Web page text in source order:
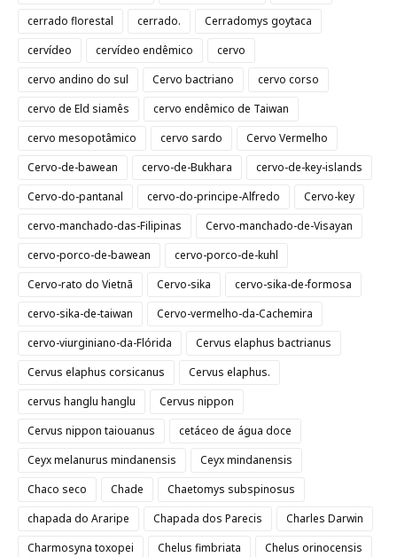
cerrado florestal
cerrado.
Cerradomys goytaca
cervídeo
cervídeo endêmico
cervo
cervo andino do sul
Cervo bactriano
cervo corso
cervo de Eld siamês
cervo endêmico de Taiwan
cervo mesopotâmico
cervo sardo
Cervo Vermelho
Cervo-de-bawean
cervo-de-Bukhara
cervo-de-key-islands
Cervo-do-pantanal
cervo-do-principe-Alfredo
Cervo-key
cervo-manchado-das-Filipinas
Cervo-manchado-de-Visayan
cervo-porco-de-bawean
cervo-porco-de-kuhl
Cervo-rato do Vietnã
Cervo-sika
cervo-sika-de-formosa
cervo-sika-de-taiwan
Cervo-vermelho-da-Cachemira
cervo-viurginiano-da-Flórida
Cervus elaphus bactrianus
Cervus elaphus corsicanus
Cervus elaphus.
cervus hanglu hanglu
Cervus nippon
Cervus nippon taiouanus
cetáceo de água doce
Ceyx melanurus mindanensis
Ceyx mindanensis
Chaco seco
Chade
Chaetomys subspinosus
chapada do Araripe
Chapada dos Parecis
Charles Darwin
Charmosyna toxopei
Chelus fimbriata
Chelus orinocensis